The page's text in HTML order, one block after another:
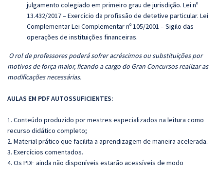
julgamento colegiado em primeiro grau de jurisdição. Lei nº
13.432/2017– Exercício da profissão de detetive particular. Lei
Complementar Lei Complementar nº 105/2001 – Sigilo das
operações de instituições financeiras.
O rol de professores poderá sofrer acréscimos ou substituições por
motivos de força maior, ficando a cargo do Gran Concursos realizar as
modificações necessárias.
AULAS EM PDF AUTOSSUFICIENTES:
1. Conteúdo produzido por mestres especializados na leitura como
recurso didático completo;
2. Material prático que facilita a aprendizagem de maneira acelerada.
3. Exercícios comentados.
4. Os PDF ainda não disponíveis estarão acessíveis de modo